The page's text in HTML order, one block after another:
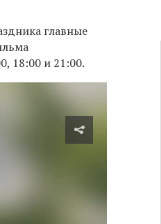
главные
18:00 и 21:00.